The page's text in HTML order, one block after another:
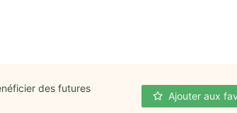
des futures
Ajouter aux